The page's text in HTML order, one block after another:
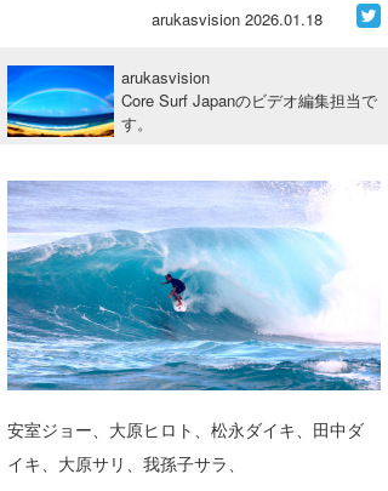
波情報･概況
WAVE HUNTER 波予想ツール
ニュース
サーフィンエリアガイド
会員メニュー
今月のプレゼント
arukasvision 2026.01.18
arukasvision
Core Surf Japanのビデオ編集担当で
す。
安室ジョー、大原ヒロト、松永ダイキ、田中ダ
イキ、大原サリ、我孫子サラ、
アート＆エンタメ
トラベル
ショップ情報
ショップ情報
湘南
千葉北
伊豆
ウラナミ
お知らせ
その他
ルール＆How to